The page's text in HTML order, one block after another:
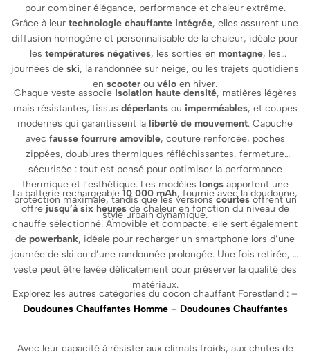
pour combiner élégance, performance et chaleur extrême.
Grâce à leur technologie chauffante intégrée, elles assurent une
diffusion homogène et personnalisable de la chaleur, idéale pour
les températures négatives, les sorties en montagne, les
journées de ski, la randonnée sur neige, ou les trajets quotidiens
en scooter ou vélo en hiver.
Chaque veste associe isolation haute densité, matières légères
mais résistantes, tissus déperlantsou imperméables, et coupes
modernes qui garantissent la liberté de mouvement. Capuche
avec fausse fourrure amovible, couture renforcée, poches
zippées, doublures thermiques réfléchissantes, fermeture
sécurisée : tout est pensé pour optimiser la performance
thermique et l’esthétique. Les modèles longsapportent une
protection maximale, tandis que les versionscourtesoffrent un
style urbain dynamique.
La batterie rechargeable 10 000 mAh, fournie avec la doudoune,
offre jusqu’à six heuresde chaleur en fonction du niveau de
chauffe sélectionné. Amovible et compacte, elle sert également
de powerbank, idéale pour recharger un smartphone lors d’une
journée de ski ou d’une randonnée prolongée. Une fois retirée, la
veste peut être lavée délicatement pour préserver la qualité des
matériaux.
Explorez les autres catégories du cocon chauffant Forestland : –
Doudounes Chauffantes Homme– Doudounes Chauffantes
Avec leur capacité à résister aux climats froids, aux chutes de